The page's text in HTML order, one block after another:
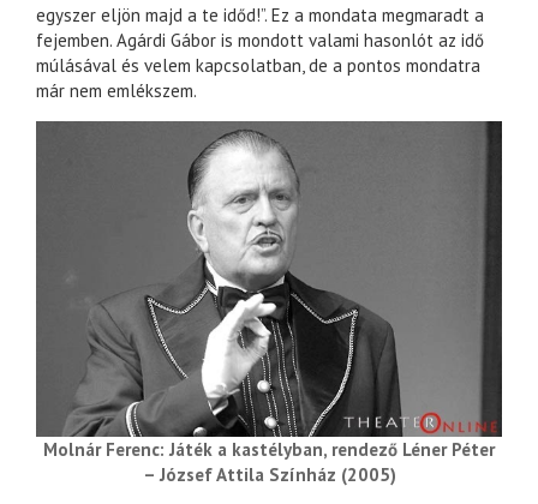
egyszer eljön majd a te időd!”. Ez a mondata megmaradt a
fejemben. Agárdi Gábor is mondott valami hasonlót az idő
múlásával és velem kapcsolatban, de a pontos mondatra
már nem emlékszem.
Molnár Ferenc: Játék a kastélyban, rendező Léner Péter
– József Attila Színház (2005)